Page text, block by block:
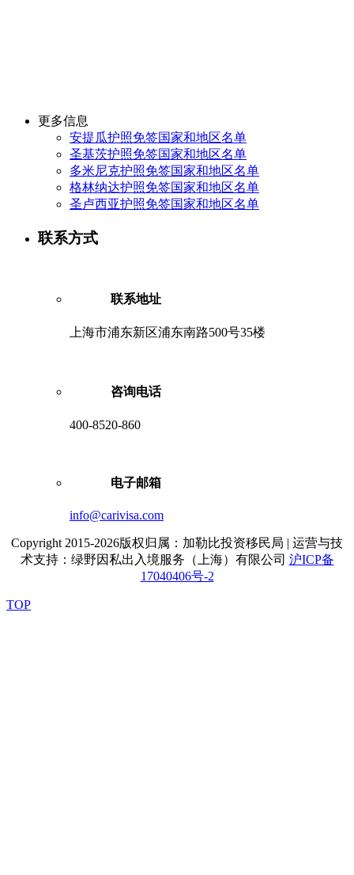
更多信息
安提瓜护照免签国家和地区名单
圣基茨护照免签国家和地区名单
多米尼克护照免签国家和地区名单
格林纳达护照免签国家和地区名单
圣卢西亚护照免签国家和地区名单
联系方式
联系地址
上海市浦东新区浦东南路500号35楼
咨询电话
400-8520-860
电子邮箱
info@carivisa.com
Copyright 2015-2026版权归属：加勒比投资移民局 | 运营与技
术支持：绿野因私出入境服务（上海）有限公司 沪ICP备
17040406号-2
TOP